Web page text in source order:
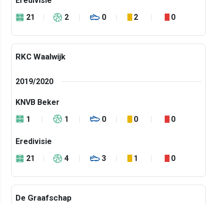
21
2 0 2 0
RKC Waalwijk
2019/2020
KNVB Beker
1
1 0 0 0
Eredivisie
21
4 3 1 0
De Graafschap